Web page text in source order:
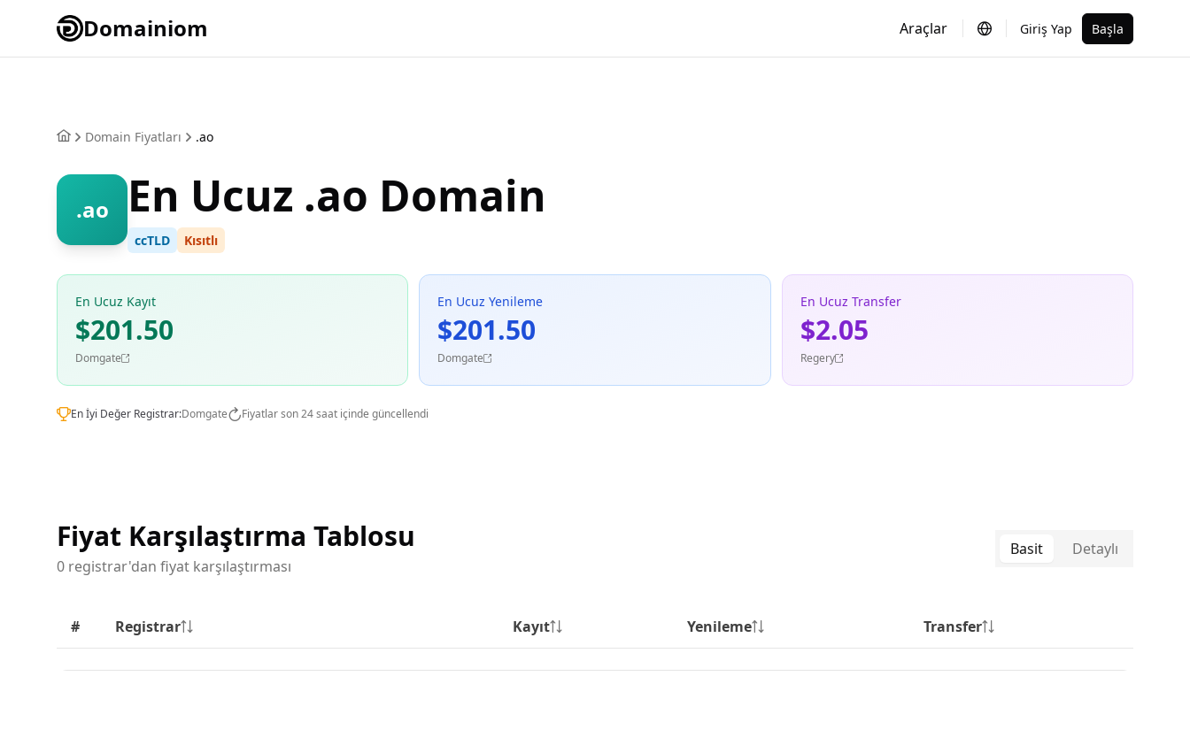
Domainiom Araçlar Giriş Yap Başla
Domain Fiyatları .ao
.ao En Ucuz .ao Domain
ccTLD Kısıtlı
En Ucuz Kayıt
$201.50
Domgate
En Ucuz Yenileme
$201.50
Domgate
En Ucuz Transfer
$2.05
Regery
En İyi Değer Registrar:Domgate Fiyatlar son 24 saat içinde güncellendi
Fiyat Karşılaştırma Tablosu
0 registrar'dan fiyat karşılaştırması
Basit Detaylı
# Registrar Kayıt Yenileme Transfer